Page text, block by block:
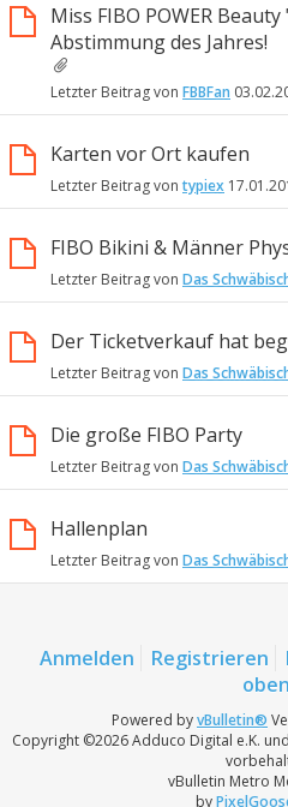
Miss FIBO POWER
Abstimmung des Jahres!
Letzter Beitrag von FBBFan
Karten vor Ort kaufen
Letzter Beitrag von typiex
FIBO Bikini & Männer
Letzter Beitrag von Das
Der Ticketverkauf hat
Letzter Beitrag von Das
Die große FIBO Party
Letzter Beitrag von Das
Hallenplan
Letzter Beitrag von Das
Anmelden Registrieren
oben
Powered byvBulletin®
Copyright ©2026 Adduco Digital e.K.
vBulletin Metro
by